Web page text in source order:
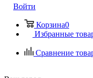
Войти
Корзина0
Избранные
Сравнение